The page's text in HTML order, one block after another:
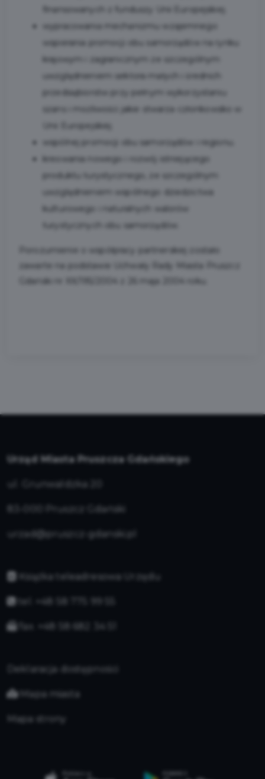
finansowanych z funduszy Unii Europejskiej.
wypracowania mechanizmu wzajemnego
wspierania promocji obu samorządów na rynku
krajowym i zagranicznym ze szczególnym
uwzględnieniem sektora małych i średnich
przedsiębiorstw przy pełnym wykorzystaniu
szans i możliwości jakie stwarza członkowsko w
Unii Europejskiej.
wspólnej promocji obu samorządów i regionu.
kreowania nowego i rozwój istniejącego
produktu turystycznego, ze szczególnym
uwzględnieniem wspólnego dziedzictwa
kulturowego i naturalnych walorów
turystycznych obu samorządów.
Porozumienie o współpracy partnerskiej zostało
zawarte na podstawie Uchwały Rady Miasta Pruszcz
Gdański nr XX/195/2004 z 26 maja 2004 roku.
Urząd Miasta Pruszcza Gdańskiego
ul. Grunwaldzka 20
83-000 Pruszcz Gdański
urzad@pruszcz-gdanski.pl
Książka teleadresowa Urzędu
tel. +48 58 775 99 55
fax. +48 58 682 34 51
Deklaracja dostępności
Mapa miasta
Mapa strony